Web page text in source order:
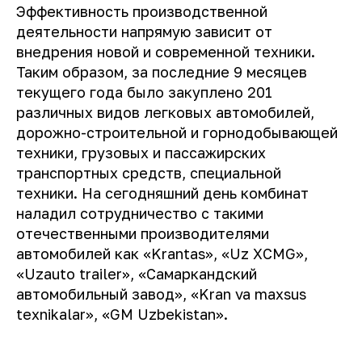
Эффективность производственной
деятельности напрямую зависит от
внедрения новой и современной техники.
Таким образом, за последние 9 месяцев
текущего года было закуплено 201
различных видов легковых автомобилей,
дорожно-строительной и горнодобывающей
техники, грузовых и пассажирских
транспортных средств, специальной
техники. На сегодняшний день комбинат
наладил сотрудничество с такими
отечественными производителями
автомобилей как «Krantas», «Uz XCMG»,
«Uzauto trailer», «Самаркандский
автомобильный завод», «Kran va maxsus
texnikalar», «GM Uzbekistan».